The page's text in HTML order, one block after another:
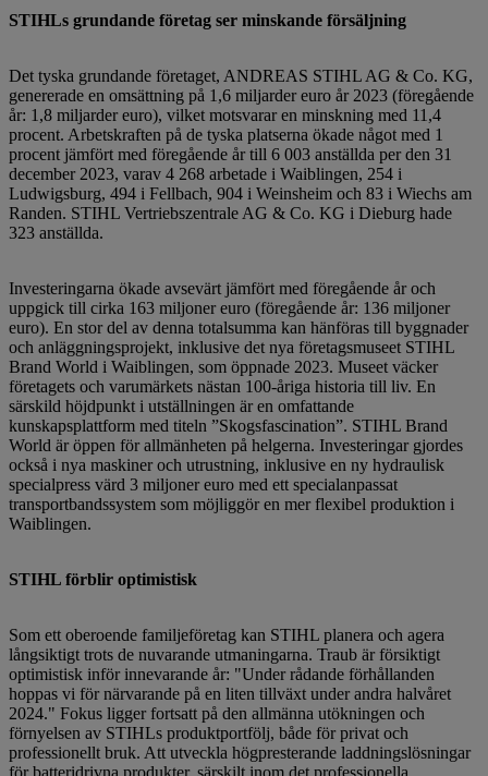
STIHLs grundande företag ser minskande försäljning
Det tyska grundande företaget, ANDREAS STIHL AG & Co. KG,
genererade en omsättning på 1,6 miljarder euro år 2023 (föregående
år: 1,8 miljarder euro), vilket motsvarar en minskning med 11,4
procent. Arbetskraften på de tyska platserna ökade något med 1
procent jämfört med föregående år till 6 003 anställda per den 31
december 2023, varav 4 268 arbetade i Waiblingen, 254 i
Ludwigsburg, 494 i Fellbach, 904 i Weinsheim och 83 i Wiechs am
Randen. STIHL Vertriebszentrale AG & Co. KG i Dieburg hade
323 anställda.
Investeringarna ökade avsevärt jämfört med föregående år och
uppgick till cirka 163 miljoner euro (föregående år: 136 miljoner
euro). En stor del av denna totalsumma kan hänföras till byggnader
och anläggningsprojekt, inklusive det nya företagsmuseet STIHL
Brand World i Waiblingen, som öppnade 2023. Museet väcker
företagets och varumärkets nästan 100-åriga historia till liv. En
särskild höjdpunkt i utställningen är en omfattande
kunskapsplattform med titeln ”Skogsfascination”. STIHL Brand
World är öppen för allmänheten på helgerna. Investeringar gjordes
också i nya maskiner och utrustning, inklusive en ny hydraulisk
specialpress värd 3 miljoner euro med ett specialanpassat
transportbandssystem som möjliggör en mer flexibel produktion i
Waiblingen.
STIHL förblir optimistisk
Som ett oberoende familjeföretag kan STIHL planera och agera
långsiktigt trots de nuvarande utmaningarna. Traub är försiktigt
optimistisk inför innevarande år: "Under rådande förhållanden
hoppas vi för närvarande på en liten tillväxt under andra halvåret
2024." Fokus ligger fortsatt på den allmänna utökningen och
förnyelsen av STIHLs produktportfölj, både för privat och
professionellt bruk. Att utveckla högpresterande laddningslösningar
för batteridrivna produkter, särskilt inom det professionella